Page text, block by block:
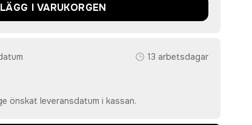
LÄGG I VARUKORGEN
13 arbetsdagar
önskat leveransdatum i kassan.